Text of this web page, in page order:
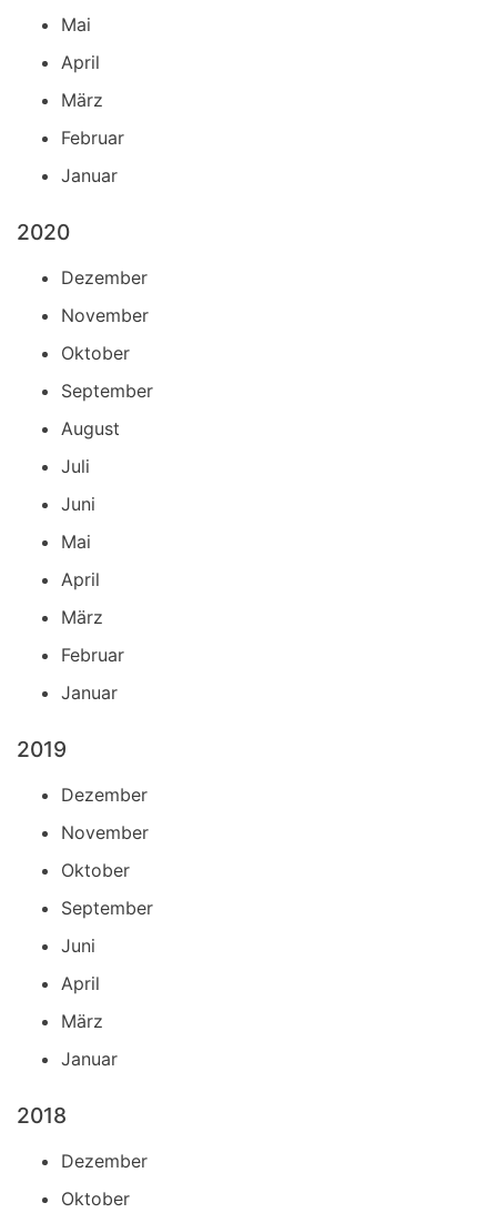
Mai
April
März
Februar
Januar
2020
Dezember
November
Oktober
September
August
Juli
Juni
Mai
April
März
Februar
Januar
2019
Dezember
November
Oktober
September
Juni
April
März
Januar
2018
Dezember
Oktober